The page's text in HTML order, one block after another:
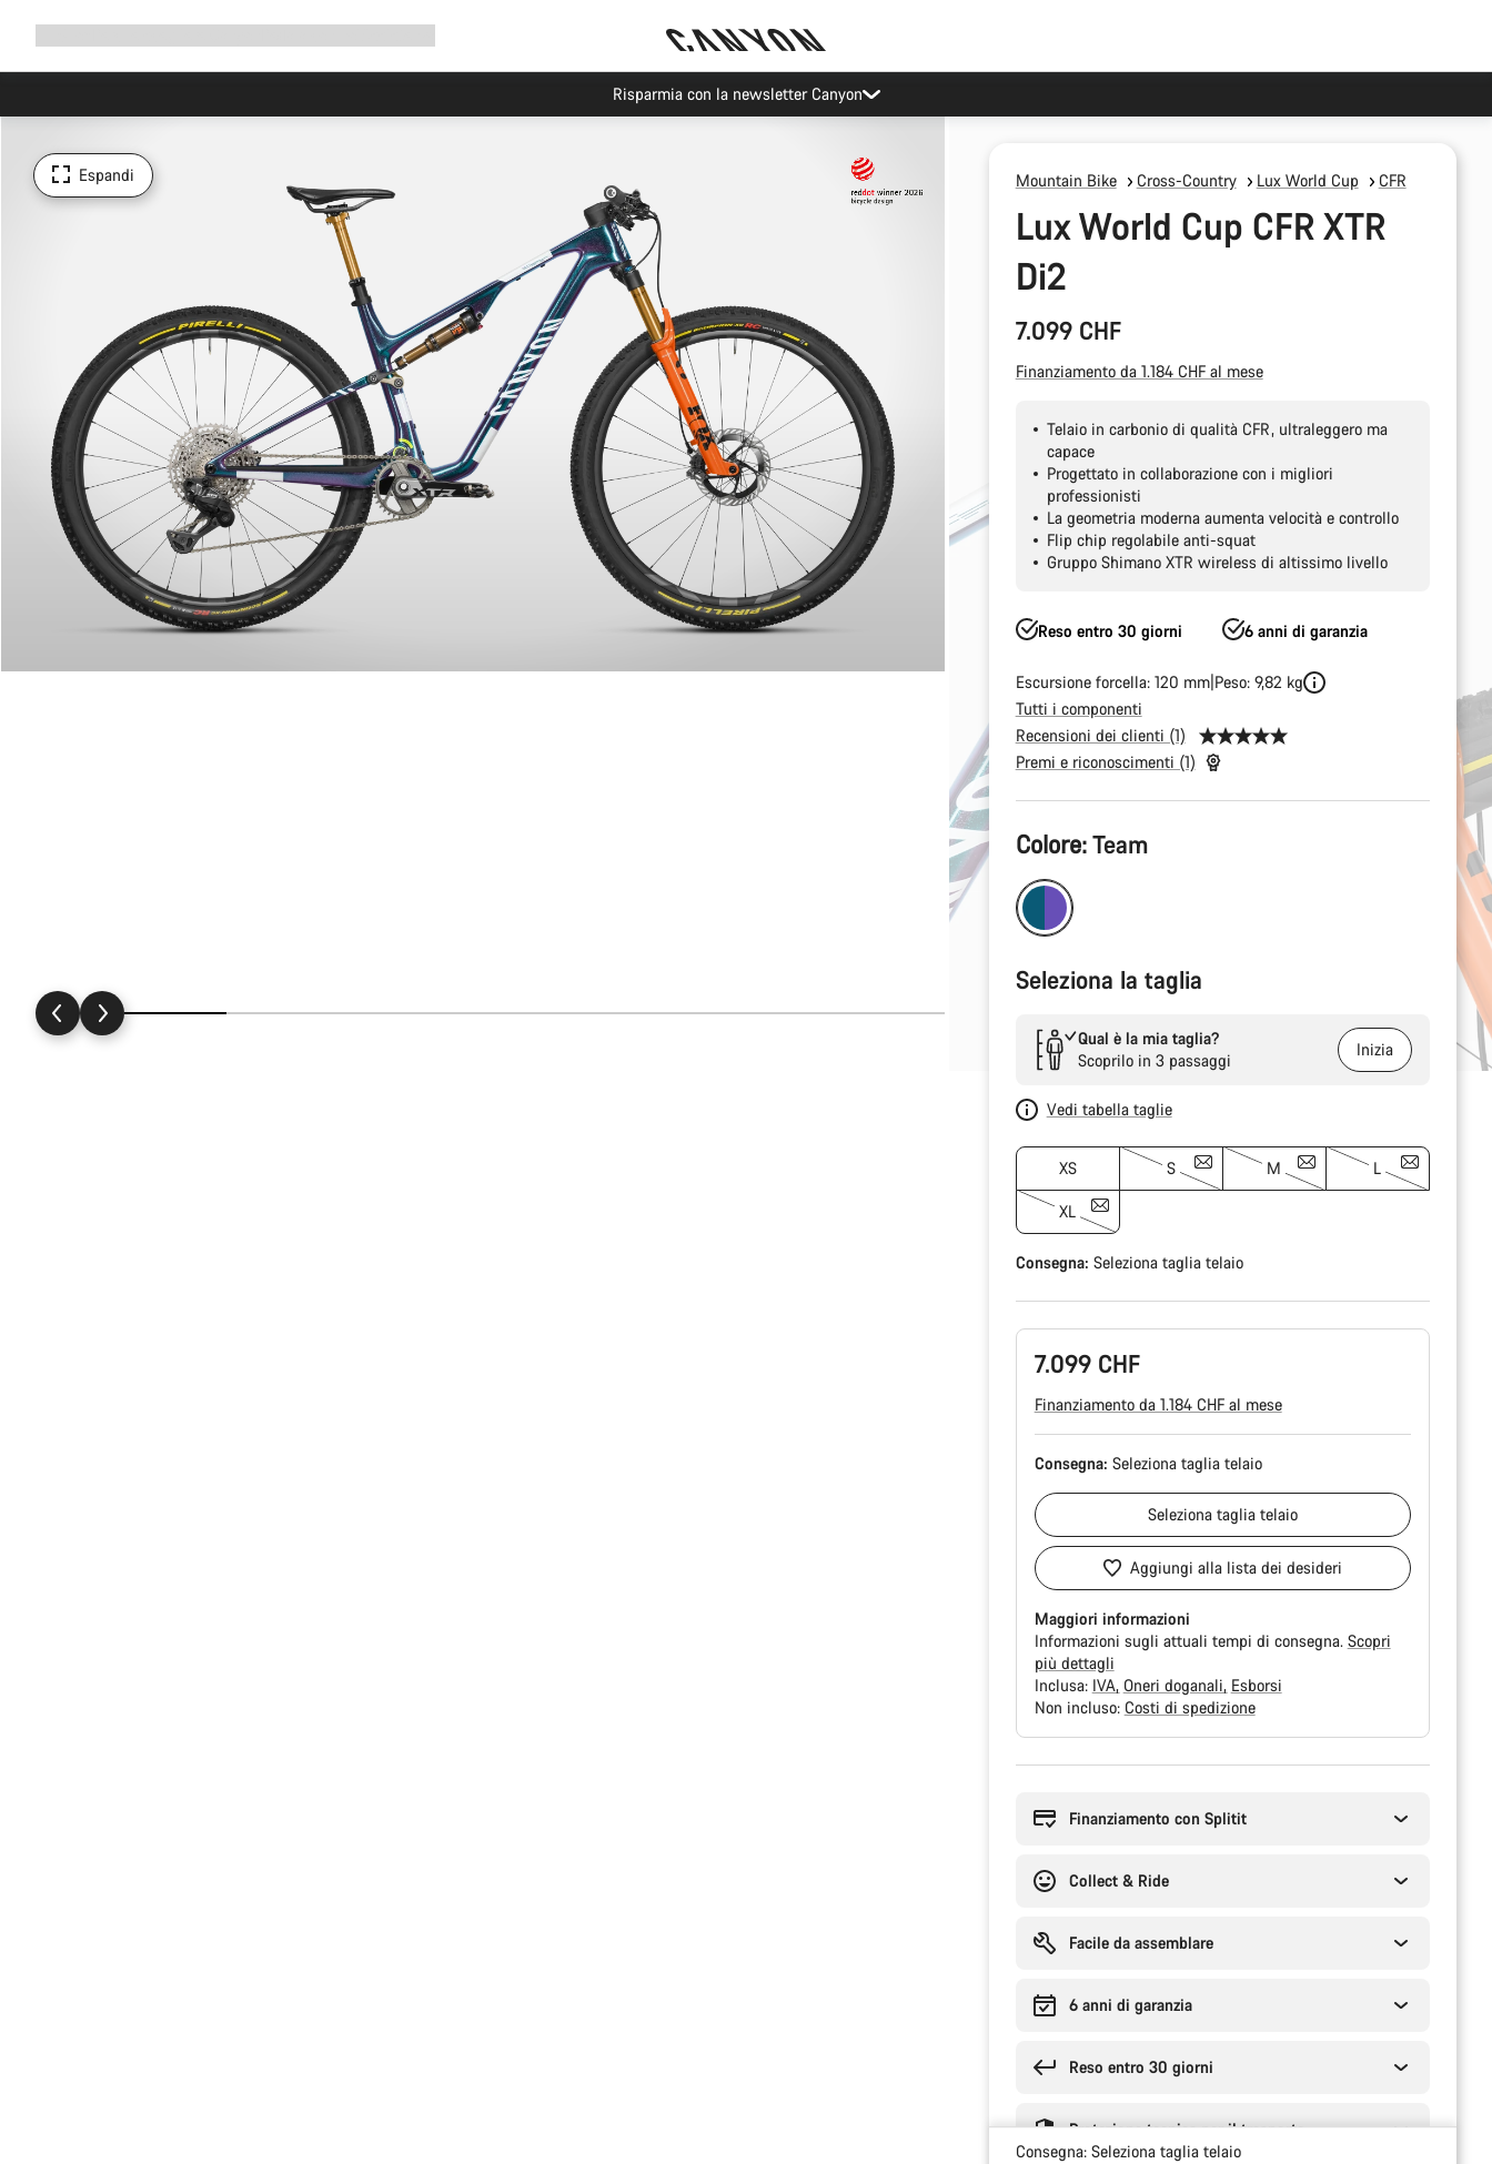
navigazione
Risparmia con la newsletter Canyon
Espandi Mountain Bike Cross-Country Lux World Cup CFR
Lux World Cup CFR XTR
Di2
7.099 CHF
Finanziamento da 1.184 CHF al mese
Telaio in carbonio di qualità CFR, ultraleggero ma
capace
Progettato in collaborazione con i migliori
professionisti
La geometria moderna aumenta velocità e controllo
Flip chip regolabile anti-squat
Gruppo Shimano XTR wireless di altissimo livello
Reso entro 30 giorni 6 anni di garanzia
Escursione forcella: 120 mm Peso: 9,82 kg
Tutti i componenti
Recensioni dei clienti (1)
Premi e riconoscimenti (1)
Configurazione
del
prodotto
Colore:Team
Seleziona la taglia
Qual è la mia taglia?
Scoprilo in 3 passaggi
Inizia
Vedi tabella taglie
XS S M L
XL
Consegna: Seleziona taglia telaio
7.099 CHF
Finanziamento da 1.184 CHF al mese
Consegna: Seleziona taglia telaio
Seleziona taglia telaio
Aggiungi alla lista dei desideri
Maggiori informazioni
Informazioni sugli attuali tempi di consegna. Scopri
più dettagli
Inclusa: IVA Oneri doganali Esborsi
Non incluso: Costi di spedizione
l'acquistoFinanziamento con Splitit
Collect & Ride
Facile da assemblare
6 anni di garanzia
Reso entro 30 giorni
Protezione tecnica per il trasporto
Consegna: Seleziona taglia telaio